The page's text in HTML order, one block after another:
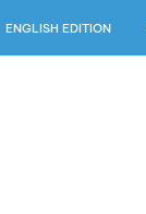
ENGLISH EDITION